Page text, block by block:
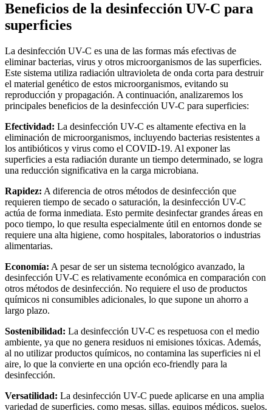
Beneficios de la desinfección UV-C para
superficies
La desinfección UV-C es una de las formas más efectivas de
eliminar bacterias, virus y otros microorganismos de las superficies.
Este sistema utiliza radiación ultravioleta de onda corta para destruir
el material genético de estos microorganismos, evitando su
reproducción y propagación. A continuación, analizaremos los
principales beneficios de la desinfección UV-C para superficies:
Efectividad: La desinfección UV-C es altamente efectiva en la
eliminación de microorganismos, incluyendo bacterias resistentes a
los antibióticos y virus como el COVID-19. Al exponer las
superficies a esta radiación durante un tiempo determinado, se logra
una reducción significativa en la carga microbiana.
Rapidez: A diferencia de otros métodos de desinfección que
requieren tiempo de secado o saturación, la desinfección UV-C
actúa de forma inmediata. Esto permite desinfectar grandes áreas en
poco tiempo, lo que resulta especialmente útil en entornos donde se
requiere una alta higiene, como hospitales, laboratorios o industrias
alimentarias.
Economía: A pesar de ser un sistema tecnológico avanzado, la
desinfección UV-C es relativamente económica en comparación con
otros métodos de desinfección. No requiere el uso de productos
químicos ni consumibles adicionales, lo que supone un ahorro a
largo plazo.
Sostenibilidad: La desinfección UV-C es respetuosa con el medio
ambiente, ya que no genera residuos ni emisiones tóxicas. Además,
al no utilizar productos químicos, no contamina las superficies ni el
aire, lo que la convierte en una opción eco-friendly para la
desinfección.
Versatilidad: La desinfección UV-C puede aplicarse en una amplia
variedad de superficies, como mesas, sillas, equipos médicos, suelos,